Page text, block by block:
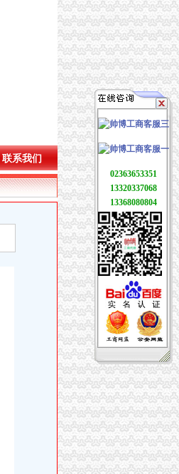
联系我们
02363653351
13320337068
13368080804